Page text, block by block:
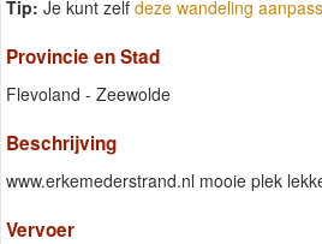
Tip: Je kunt zelf deze wandeling
Provincie en Stad
Flevoland - Zeewolde
Beschrijving
www.erkemederstrand.nl mooie plek
Vervoer